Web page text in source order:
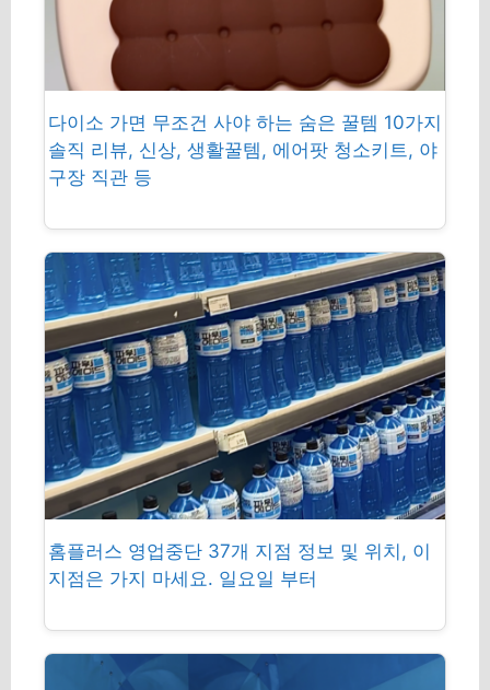
다이소 가면 무조건 사야 하는 숨은 꿀템 10가지
솔직 리뷰, 신상, 생활꿀템, 에어팟 청소키트, 야
구장 직관 등
홈플러스 영업중단 37개 지점 정보 및 위치, 이
지점은 가지 마세요. 일요일 부터